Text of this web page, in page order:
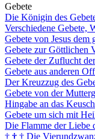
Gebete
Die Königin des
Verschiedene Gebete,
Gebete von Jesus dem
Gebete zur Göttlichen
Gebete der Zuflucht
Gebete aus anderen
Der Kreuzzug des
Gebete von der
Hingabe an das
Gebete um sich mit
Die Flamme der Liebe
† † † Die